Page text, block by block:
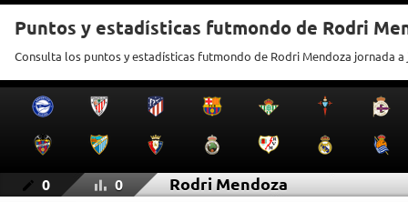
Puntos y estadísticas futmondo de Rodri
Consulta los puntos y estadísticas futmondo de Rodri Mendoza jornada a
0 0 Rodri Mendoza